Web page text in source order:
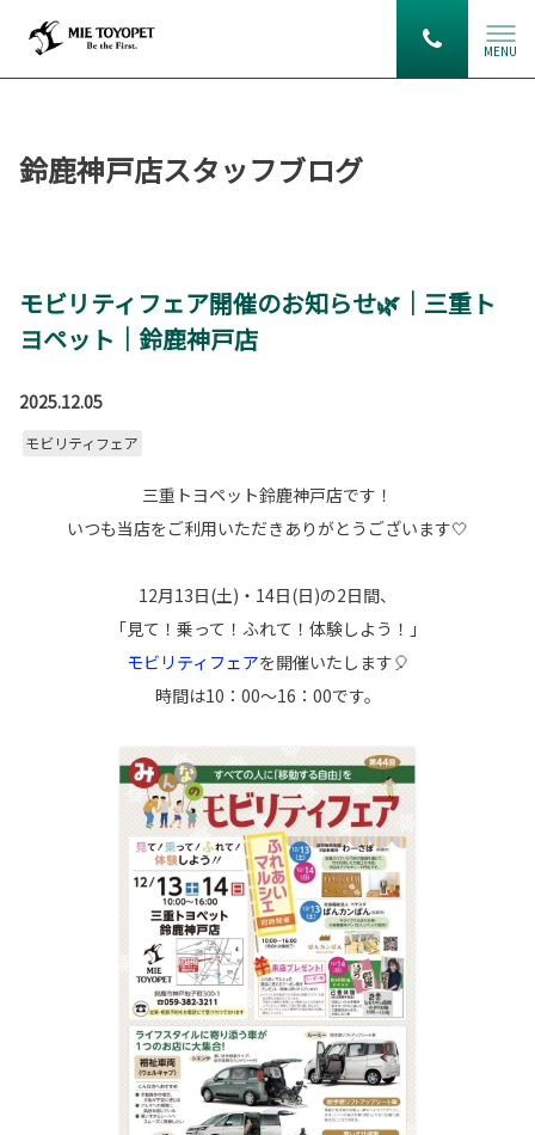
MENU
鈴鹿神戸店スタッフブログ
モビリティフェア開催のお知らせ🌿｜三重ト
ヨペット｜鈴鹿神戸店
2025.12.05
モビリティフェア
三重トヨペット鈴鹿神戸店です！
いつも当店をご利用いただきありがとうございます🤍
12月13日(土)・14日(日)の2日間、
「見て！乗って！ふれて！体験しよう！」
モビリティフェアを開催いたします🎈
時間は10：00～16：00です。